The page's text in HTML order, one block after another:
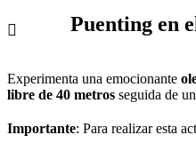
Puenting en
Experimenta una emocionante
libre de 40 metros seguida de
Importante: Para realizar esta